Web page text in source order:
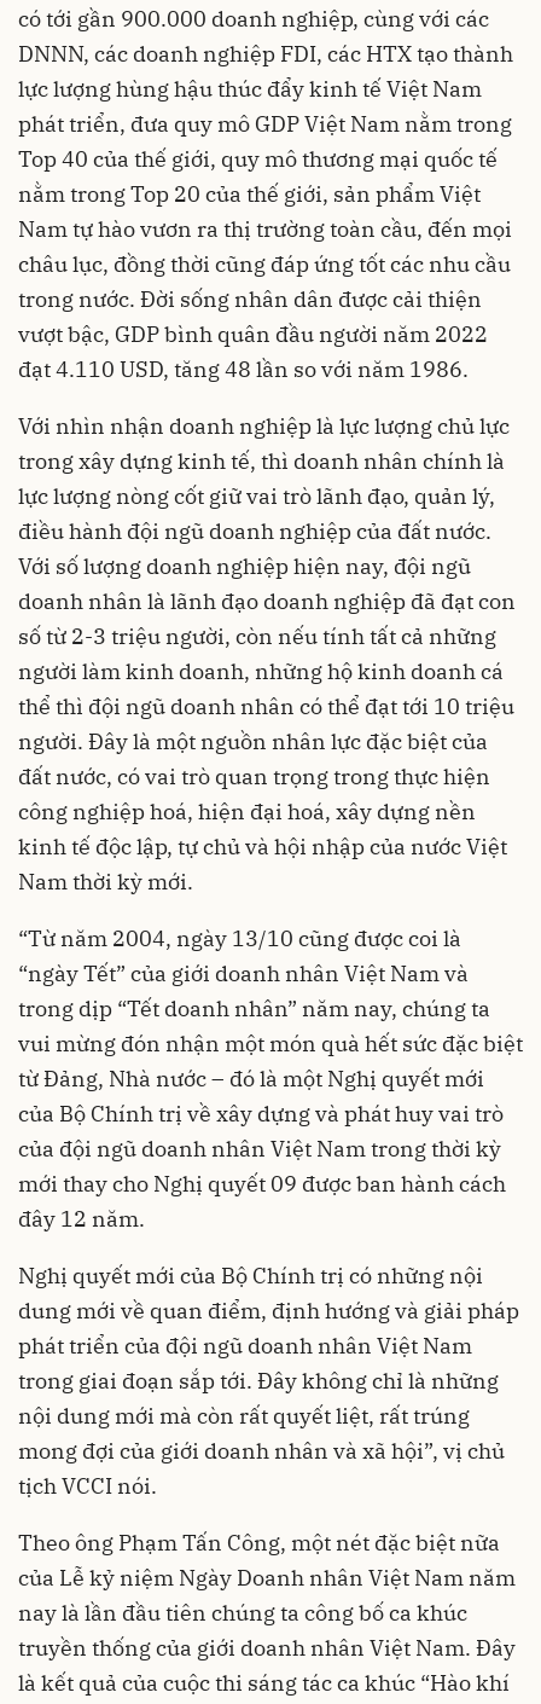
có tới gần 900.000 doanh nghiệp, cùng với các
DNNN, các doanh nghiệp FDI, các HTX tạo thành
lực lượng hùng hậu thúc đẩy kinh tế Việt Nam
phát triển, đưa quy mô GDP Việt Nam nằm trong
Top 40 của thế giới, quy mô thương mại quốc tế
nằm trong Top 20 của thế giới, sản phẩm Việt
Nam tự hào vươn ra thị trường toàn cầu, đến mọi
châu lục, đồng thời cũng đáp ứng tốt các nhu cầu
trong nước. Đời sống nhân dân được cải thiện
vượt bậc, GDP bình quân đầu người năm 2022
đạt 4.110 USD, tăng 48 lần so với năm 1986.
Với nhìn nhận doanh nghiệp là lực lượng chủ lực
trong xây dựng kinh tế, thì doanh nhân chính là
lực lượng nòng cốt giữ vai trò lãnh đạo, quản lý,
điều hành đội ngũ doanh nghiệp của đất nước.
Với số lượng doanh nghiệp hiện nay, đội ngũ
doanh nhân là lãnh đạo doanh nghiệp đã đạt con
số từ 2-3 triệu người, còn nếu tính tất cả những
người làm kinh doanh, những hộ kinh doanh cá
thể thì đội ngũ doanh nhân có thể đạt tới 10 triệu
người. Đây là một nguồn nhân lực đặc biệt của
đất nước, có vai trò quan trọng trong thực hiện
công nghiệp hoá, hiện đại hoá, xây dựng nền
kinh tế độc lập, tự chủ và hội nhập của nước Việt
Nam thời kỳ mới.
“Từ năm 2004, ngày 13/10 cũng được coi là
“ngày Tết” của giới doanh nhân Việt Nam và
trong dịp “Tết doanh nhân” năm nay, chúng ta
vui mừng đón nhận một món quà hết sức đặc biệt
từ Đảng, Nhà nước – đó là một Nghị quyết mới
của Bộ Chính trị về xây dựng và phát huy vai trò
của đội ngũ doanh nhân Việt Nam trong thời kỳ
mới thay cho Nghị quyết 09 được ban hành cách
đây 12 năm.
Nghị quyết mới của Bộ Chính trị có những nội
dung mới về quan điểm, định hướng và giải pháp
phát triển của đội ngũ doanh nhân Việt Nam
trong giai đoạn sắp tới. Đây không chỉ là những
nội dung mới mà còn rất quyết liệt, rất trúng
mong đợi của giới doanh nhân và xã hội”, vị chủ
tịch VCCI nói.
Theo ông Phạm Tấn Công, một nét đặc biệt nữa
của Lễ kỷ niệm Ngày Doanh nhân Việt Nam năm
nay là lần đầu tiên chúng ta công bố ca khúc
truyền thống của giới doanh nhân Việt Nam. Đây
là kết quả của cuộc thi sáng tác ca khúc “Hào khí